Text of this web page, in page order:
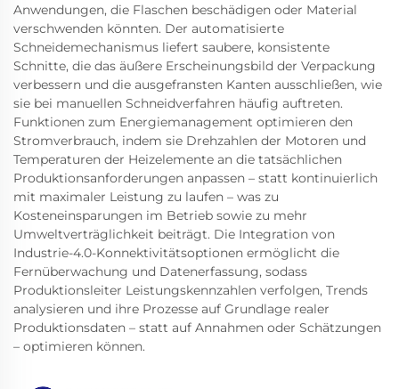
Anwendungen, die Flaschen beschädigen oder Material
verschwenden könnten. Der automatisierte
Schneidemechanismus liefert saubere, konsistente
Schnitte, die das äußere Erscheinungsbild der Verpackung
verbessern und die ausgefransten Kanten ausschließen, wie
sie bei manuellen Schneidverfahren häufig auftreten.
Funktionen zum Energiemanagement optimieren den
Stromverbrauch, indem sie Drehzahlen der Motoren und
Temperaturen der Heizelemente an die tatsächlichen
Produktionsanforderungen anpassen – statt kontinuierlich
mit maximaler Leistung zu laufen – was zu
Kosteneinsparungen im Betrieb sowie zu mehr
Umweltverträglichkeit beiträgt. Die Integration von
Industrie-4.0-Konnektivitätsoptionen ermöglicht die
Fernüberwachung und Datenerfassung, sodass
Produktionsleiter Leistungskennzahlen verfolgen, Trends
analysieren und ihre Prozesse auf Grundlage realer
Produktionsdaten – statt auf Annahmen oder Schätzungen
– optimieren können.